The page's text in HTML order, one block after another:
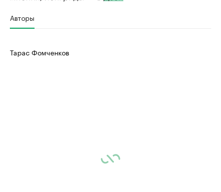
Авторы
Тарас Фомченков